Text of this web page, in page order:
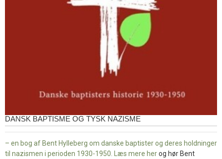
DANSK BAPTISME OG TYSK NAZISME
– en bog af Bent Hylleberg om danske baptister og deres holdninger
til nazismen i perioden 1930-1950. Læs mere herog hør Bent